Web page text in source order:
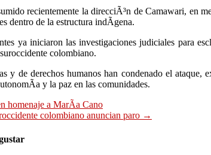
recientemente la direcciÃ³n de Camawari, en
dentro de la estructura indÃ­gena.
ya iniciaron las investigaciones judiciales para
colombiano.
y de derechos humanos han condenado el
y la paz en las comunidades.
homenaje a MarÃ­a Cano
colombiano anuncian paro →